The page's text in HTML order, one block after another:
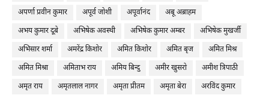
अपर्णा प्रवीन कुमार
अपूर्व जोशी अपूर्वानंद
अबू अब्राहम
अभय कुमार दूबे
अभिषेक अवस्थी अभिषेक कुमार अम्बर
अभिषेक मुखर्जी
अभिसार शर्मा
अमरेंद्र किशोर अमित किशोर अमित बृज
अमित मिश्र
अमित मिश्रा
अमिताभ राय अमिय बिन्दु अमीर खुसरो
अमीश त्रिपाठी
अमृत राय
अमृतलाल नागर अमृता प्रीतम अमृता बेरा
अरविंद कुमार